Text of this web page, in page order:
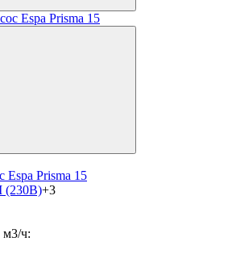
Espa Prisma 15
(230В)+3
м3/ч: